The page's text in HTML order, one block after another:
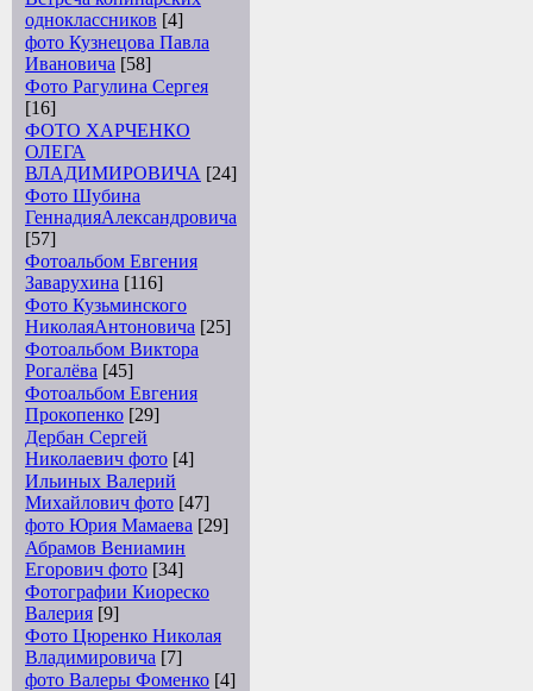
одноклассников [4]
фото Кузнецова Павла
Ивановича [58]
Фото Рагулина Сергея
[16]
ФОТО ХАРЧЕНКО
ОЛЕГА
ВЛАДИМИРОВИЧА [24]
Фото Шубина
ГеннадияАлександровича
[57]
Фотоальбом Евгения
Заварухина [116]
Фото Кузьминского
НиколаяАнтоновича [25]
Фотоальбом Виктора
Рогалёва [45]
Фотоальбом Евгения
Прокопенко [29]
Дербан Сергей
Николаевич фото [4]
Ильиных Валерий
Михайлович фото [47]
фото Юрия Мамаева [29]
Абрамов Вениамин
Егорович фото [34]
Фотографии Киореско
Валерия [9]
Фото Цюренко Николая
Владимировича [7]
фото Валеры Фоменко [4]